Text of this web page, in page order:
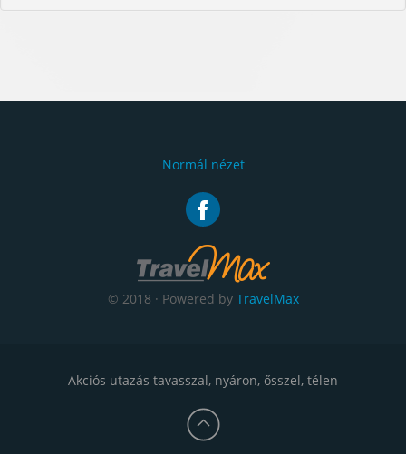
Normál nézet
© 2018 · Powered by TravelMax
Akciós utazás tavasszal, nyáron, ősszel, télen